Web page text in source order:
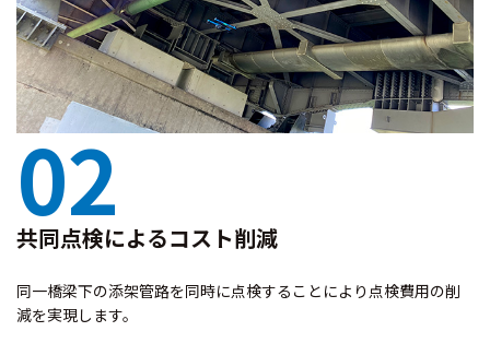
02
共同点検によるコスト削減
同一橋梁下の添架管路を同時に点検することにより点検費用の削
減を実現します。